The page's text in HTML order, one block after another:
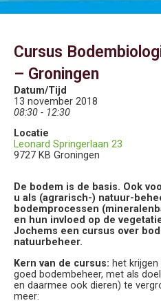
Cursus
– Groningen
Datum/Tijd
13 november 2018
08:30 - 12:30
Locatie
Leonard Springerlaan 23
9727 KB Groningen
De bodem is de basis. Ook
u als (agrarisch-) natuur-
bodemprocessen
en hun invloed op de
Jochems een cursus over
natuurbeheer.
Kern van de cursus: het
goed bodembeheer, met als
en daarmee ook dieren) te
meer: